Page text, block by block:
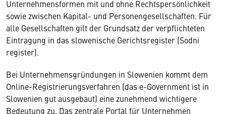
Unternehmensformen mit und ohne Rechtspersönlichkeit
sowie zwischen Kapital- und Personengesellschaften. Für
alle Gesellschaften gilt der Grundsatz der verpflichteten
Eintragung in das slowenische Gerichtsregister (Sodni
register).
Bei Unternehmensgründungen in Slowenien kommt dem
Online-Registrierungsverfahren (das e-Government ist in
Slowenien gut ausgebaut) eine zunehmend wichtigere
Bedeutung zu. Das zentrale Portal für Unternehmen